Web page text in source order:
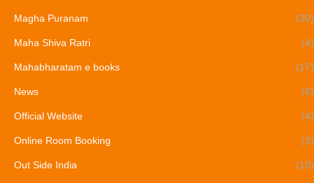
Magha Puranam (30)
Maha Shiva Ratri (4)
Mahabharatam e books (17)
News (6)
Official Website (4)
Online Room Booking (3)
Out Side India (10)